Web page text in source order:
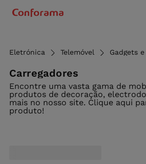
Eletrónica Telemóvel Gadgets
Carregadores
Encontre uma vasta gama de
produtos de decoração,
mais no nosso site. Clique aqui
produto!